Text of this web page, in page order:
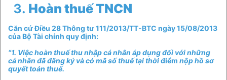
Hoàn thuế TNCN
Căn cứ Điều 28 Thông tư 111/2013/TT-BTC ngày 15/08/2013
của Bộ Tài chính quy định:
“1. Việc hoàn thuế thu nhập cá nhân áp dụng đối với những
cá nhân đã đăng ký và có mã số thuế tại thờiđiểm nộp hồ sơ
quyết toán thuế.